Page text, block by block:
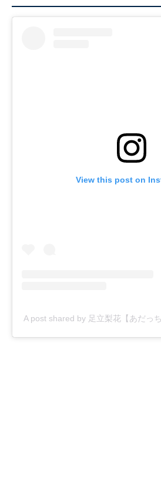
View this post on
A post shared by 足立梨花【あだっ